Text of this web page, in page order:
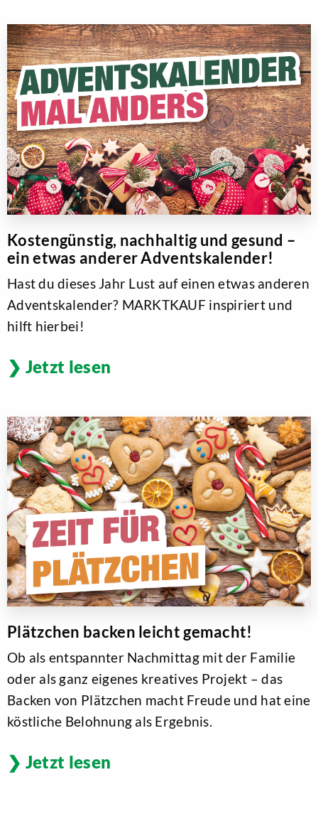
Kostengünstig, nachhaltig und gesund –
ein etwas anderer Adventskalender!
Hast du dieses Jahr Lust auf einen etwas anderen
Adventskalender? MARKTKAUF inspiriert und
hilft hierbei!
Jetzt lesen
Plätzchen backen leicht gemacht!
Ob als entspannter Nachmittag mit der Familie
oder als ganz eigenes kreatives Projekt – das
Backen von Plätzchen macht Freude und hat eine
köstliche Belohnung als Ergebnis.
Jetzt lesen